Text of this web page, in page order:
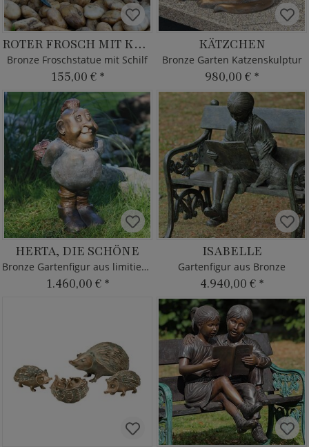
ROTER FROSCH MIT KÄFER
Bronze Froschstatue mit Schilf
155,00 € *
KÄTZCHEN
Bronze Garten Katzenskulptur
980,00 € *
HERTA, DIE SCHÖNE
Bronze Gartenfigur aus limitierter Edition
1.460,00 € *
ISABELLE
Gartenfigur aus Bronze
4.940,00 € *